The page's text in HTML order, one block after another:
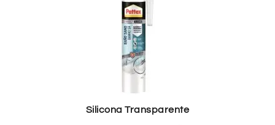
Silicona Transparente